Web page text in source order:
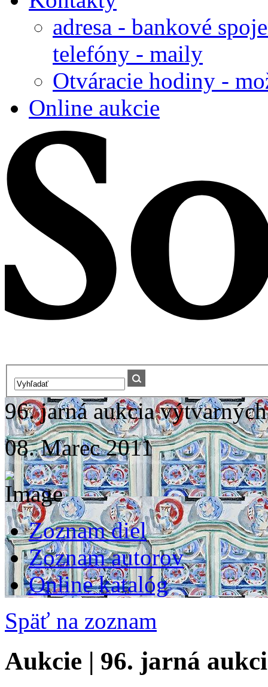
adresa - bankové
telefóny - maily
Otváracie hodiny -
Online aukcie
96. jarná aukcia
08. Marec 2011
Zoznam diel
Zoznam autorov
Online katalóg
Späť na zoznam
Aukcie | 96. jarná